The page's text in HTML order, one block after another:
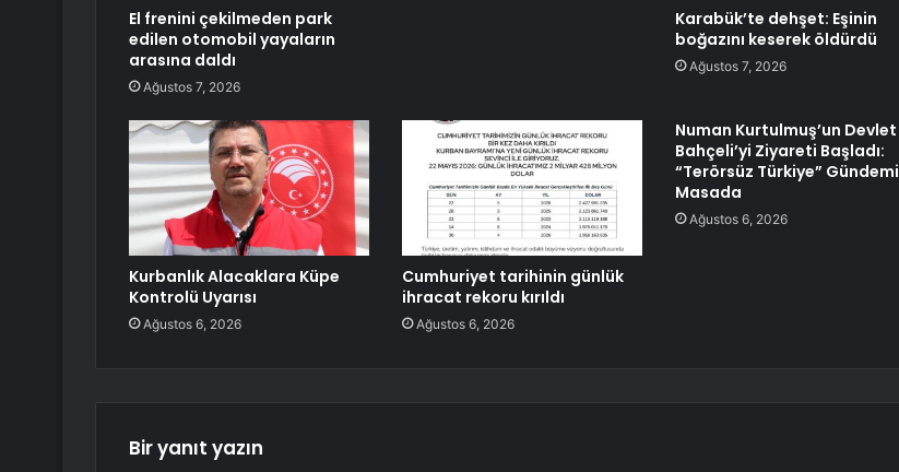
El frenini çekilmeden park
edilen otomobil yayaların
arasına daldı
Ağustos 7, 2026
Karabük’te dehşet: Eşinin
boğazını keserek öldürdü
Ağustos 7, 2026
Kurbanlık Alacaklara Küpe
Kontrolü Uyarısı
Ağustos 6, 2026
Cumhuriyet tarihinin günlük
ihracat rekoru kırıldı
Ağustos 6, 2026
Numan Kurtulmuş’un Devlet
Bahçeli’yi Ziyareti Başladı:
“Terörsüz Türkiye” Gündemi
Masada
Ağustos 6, 2026
Bir yanıt yazın